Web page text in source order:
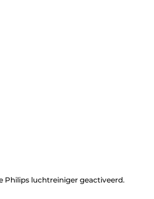
luchtreiniger geactiveerd.